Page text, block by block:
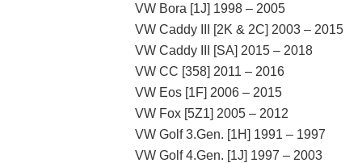
VW Bora [1J] 1998 – 2005
VW Caddy III [2K & 2C] 2003 – 2015
VW Caddy III [SA] 2015 – 2018
VW CC [358] 2011 – 2016
VW Eos [1F] 2006 – 2015
VW Fox [5Z1] 2005 – 2012
VW Golf 3.Gen. [1H] 1991 – 1997
VW Golf 4.Gen. [1J] 1997 – 2003